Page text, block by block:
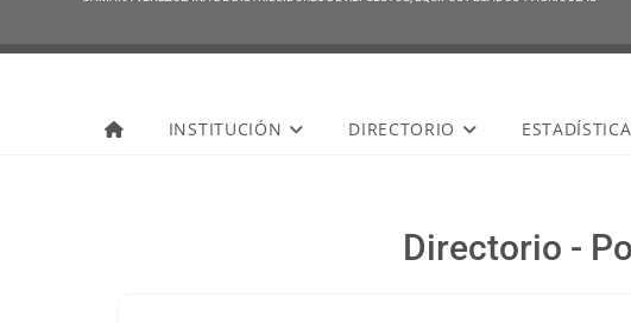
INSTITUCIÓN DIRECTORIO
Directorio -